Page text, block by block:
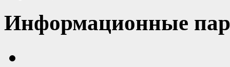
Информационные